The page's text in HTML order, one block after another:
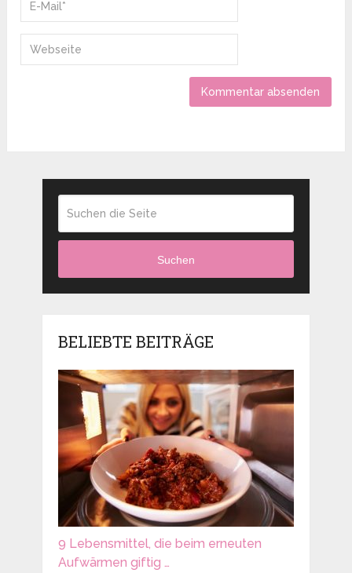
Suchen
BELIEBTE BEITRÄGE
9 Lebensmittel, die beim erneuten
Aufwärmen giftig …